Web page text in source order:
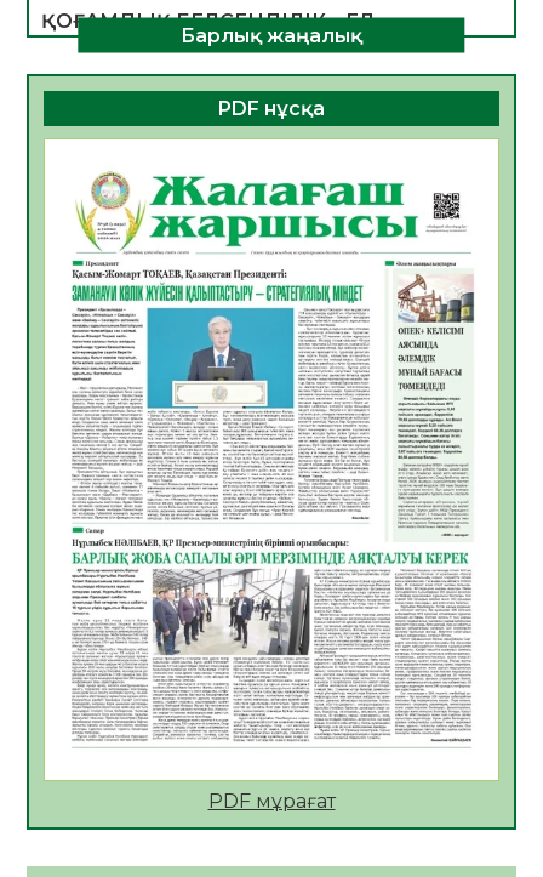
ҚОҒАМДЫҚ БЕЛСЕНДІЛІК – ЕЛ
ДАМУЫНЫҢ НЕГІЗІ
06.08.2026
23 0
ҚҰРЫЛТАЙ САЙЛАУЫ – БОЛАШАҚҚА
БАСТАР ЖАУАПТЫ ТАҢДАУ
06.08.2026
Инфекциялық ауруларға қарсы иммундау
жұмыстарының тиімділігі
06.08.2026
27
Көкжөтел ауруы туралы
06.08.2026
24
АПВ вакцинасы туралы мәлімет
06.08.2026
25
Open Air: Қызылорда облысы полиция
департаменті 20 мыңнан астам
көрерменнің қауіпсіздігін қамтамасыз етті
06.08.2026
37
ҚЫЗЫЛОРДАДА «САНАЛЫ ҰРПАҚ –
ЖАРҚЫН БОЛАШАҚ» АТТЫ КЕҢЕЙТІЛГЕН
МӘЖІЛІС ӨТТІ
05.08.2026
37
Қазақстан Орталық Азиядағы көшуге ең
азаматтың міндеті
Барлық жаңалық
PDF нұсқа
PDF мұрағат